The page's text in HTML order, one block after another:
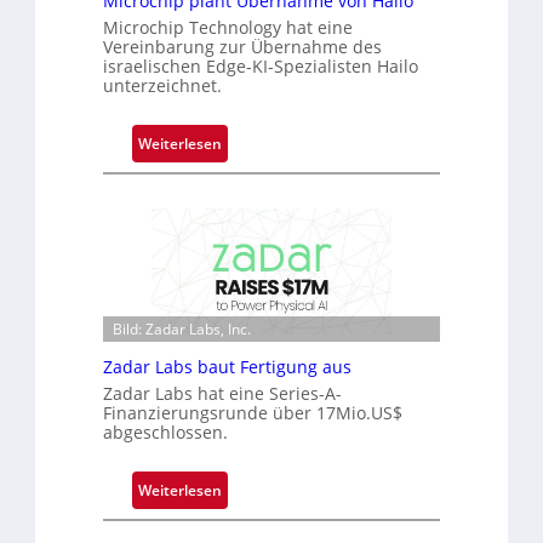
e
ü
b
r
i
t
D
a
V
i
s
o
n
Microchip Technology hat eine
Vereinbarung zur Übernahme des
israelischen Edge-KI-Spezialisten Hailo
unterzeichnet.
Weiterlesen
M
r
o
c
h
i
p
p
l
n
Ü
Bild: Zadar Labs, Inc.
Zadar Labs baut Fertigung aus
Zadar Labs hat eine Series-A-
Finanzierungsrunde über 17Mio.US$
abgeschlossen.
Weiterlesen
Z